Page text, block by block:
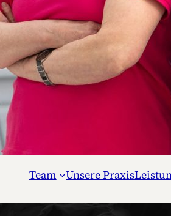
Team Unsere Praxis